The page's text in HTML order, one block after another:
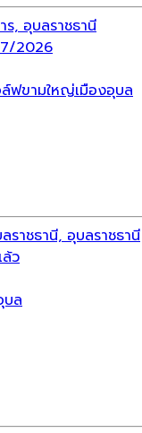
, อุบลราชธานี
2026
ฟขามใหญ่เมืองอุบล
ราชธานี, อุบลราชธานี
ว
บล